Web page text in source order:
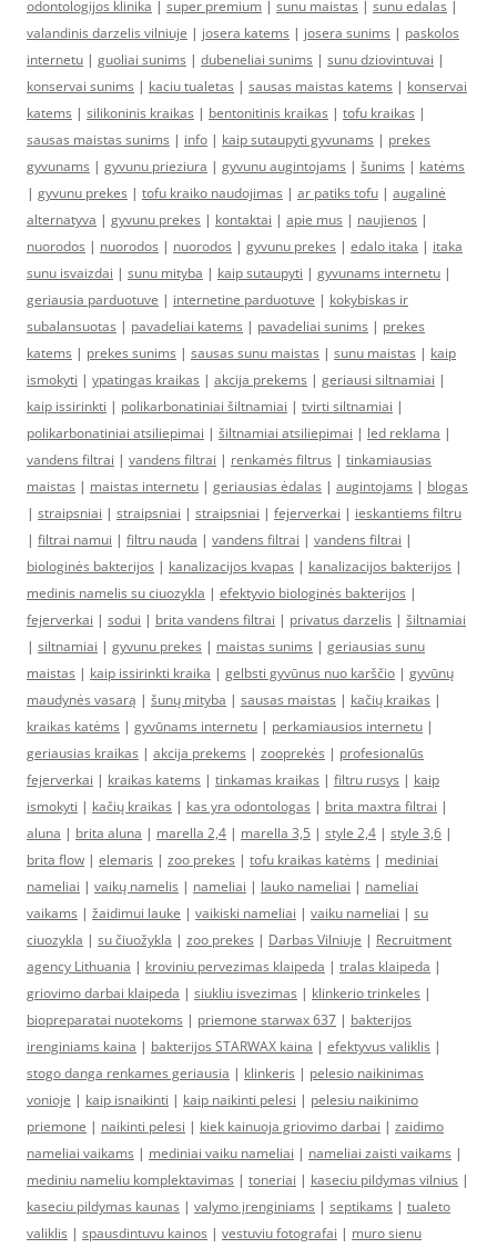
odontologijos klinika | super premium | sunu maistas | sunu edalas |
valandinis darzelis vilniuje | josera katems | josera sunims | paskolos
internetu | guoliai sunims | dubeneliai sunims | sunu dziovintuvai |
konservai sunims | kaciu tualetas | sausas maistas katems | konservai
katems | silikoninis kraikas | bentonitinis kraikas | tofu kraikas |
sausas maistas sunims | info | kaip sutaupyti gyvunams | prekes
gyvunams | gyvunu prieziura | gyvunu augintojams | šunims | katėms
| gyvunu prekes | tofu kraiko naudojimas | ar patiks tofu | augalinė
alternatyva | gyvunu prekes | kontaktai | apie mus | naujienos |
nuorodos | nuorodos | nuorodos | gyvunu prekes | edalo itaka | itaka
sunu isvaizdai | sunu mityba | kaip sutaupyti | gyvunams internetu |
geriausia parduotuve | internetine parduotuve | kokybiskas ir
subalansuotas | pavadeliai katems | pavadeliai sunims | prekes
katems | prekes sunims | sausas sunu maistas | sunu maistas | kaip
ismokyti | ypatingas kraikas | akcija prekems | geriausi siltnamiai |
kaip issirinkti | polikarbonatiniai šiltnamiai | tvirti siltnamiai |
polikarbonatiniai atsiliepimai | šiltnamiai atsiliepimai | led reklama |
vandens filtrai | vandens filtrai | renkamės filtrus | tinkamiausias
maistas | maistas internetu | geriausias ėdalas | augintojams | blogas
| straipsniai | straipsniai | straipsniai | fejerverkai | ieskantiems filtru
| filtrai namui | filtru nauda | vandens filtrai | vandens filtrai |
biologinės bakterijos | kanalizacijos kvapas | kanalizacijos bakterijos |
medinis namelis su ciuozykla | efektyvio biologinės bakterijos |
fejerverkai | sodui | brita vandens filtrai | privatus darzelis | šiltnamiai
| siltnamiai | gyvunu prekes | maistas sunims | geriausias sunu
maistas | kaip issirinkti kraika | gelbsti gyvūnus nuo karščio | gyvūnų
maudynės vasarą | šunų mityba | sausas maistas | kačių kraikas |
kraikas katėms | gyvūnams internetu | perkamiausios internetu |
geriausias kraikas | akcija prekems | zooprekės | profesionalūs
fejerverkai | kraikas katems | tinkamas kraikas | filtru rusys | kaip
ismokyti | kačių kraikas | kas yra odontologas | brita maxtra filtrai |
aluna | brita aluna | marella 2,4 | marella 3,5 | style 2,4 | style 3,6 |
brita flow | elemaris | zoo prekes | tofu kraikas katėms | mediniai
nameliai | vaikų namelis | nameliai | lauko nameliai | nameliai
vaikams | žaidimui lauke | vaikiski nameliai | vaiku nameliai | su
ciuozykla | su čiuožykla | zoo prekes | Darbas Vilniuje | Recruitment
agency Lithuania | kroviniu pervezimas klaipeda | tralas klaipeda |
griovimo darbai klaipeda | siukliu isvezimas | klinkerio trinkeles |
biopreparatai nuotekoms | priemone starwax 637 | bakterijos
irenginiams kaina | bakterijos STARWAX kaina | efektyvus valiklis |
stogo danga renkames geriausia | klinkeris | pelesio naikinimas
vonioje | kaip isnaikinti | kaip naikinti pelesi | pelesiu naikinimo
priemone | naikinti pelesi | kiek kainuoja griovimo darbai | zaidimo
nameliai vaikams | mediniai vaiku nameliai | nameliai zaisti vaikams |
mediniu nameliu komplektavimas | toneriai | kaseciu pildymas vilnius |
kaseciu pildymas kaunas | valymo įrenginiams | septikams | tualeto
valiklis | spausdintuvu kainos | vestuviu fotografai | muro sienu